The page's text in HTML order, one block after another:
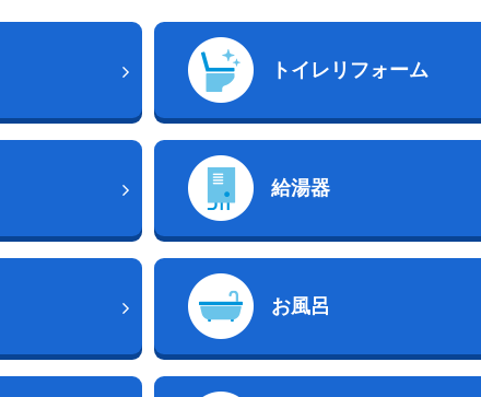
トイレリフォーム
給湯器
お風呂